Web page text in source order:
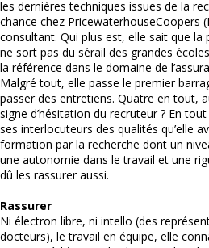
les dernières techniques issues de la
chance chez PricewaterhouseCoopers
consultant. Qui plus est, elle sait que la
ne sort pas du sérail des grandes
la référence dans le domaine de
Malgré tout, elle passe le premier
passer des entretiens. Quatre en tout,
signe d’hésitation du recruteur ? En
ses interlocuteurs des qualités qu’elle
formation par la recherche dont un
une autonomie dans le travail et une
dû les rassurer aussi.
Rassurer
Ni électron libre, ni intello (des
docteurs), le travail en équipe, elle